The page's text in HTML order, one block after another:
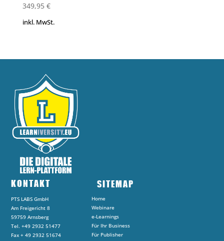
349,95 €
inkl. MwSt.
KONTAKT
PTS LABS GmbH
Am Freigericht 8
59759 Arnsberg
Tel. +49 2932 51477
Fax + 49 2932 51674
SITEMAP
Home
Webinare
e-Learnings
Für Ihr Business
Für Publisher